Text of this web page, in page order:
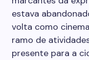
estava
volta como
ramo de
presente para a